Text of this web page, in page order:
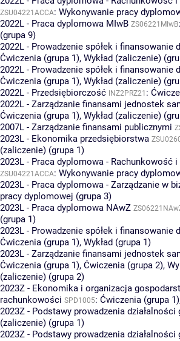
ZSU04221ACCA: Wykonywanie pracy
2022L - Praca dyplomowa MIwB ZS06221MIwB:
(grupa 9)
2022L - Prowadzenie spółek i finansowanie
Ćwiczenia (grupa 1), Wykład (zaliczenie)
2022L - Prowadzenie spółek i finansowanie
Ćwiczenia (grupa 1), Wykład (zaliczenie)
2022L - Przedsiębiorczość INZ2PRZ21 :
2022L - Zarządzanie finansami jednostek
Ćwiczenia (grupa 1), Wykład (zaliczenie)
2007L - Zarządzanie finansami publicznymi
2023L - Ekonomika przedsiębiorstwa
(zaliczenie) (grupa 1)
2023L - Praca dyplomowa - Rachunkowość
ZSU04221ACCA: Wykonywanie pracy
2023L - Praca dyplomowa - Zarządzanie w
pracy dyplomowej (grupa 3)
2023L - Praca dyplomowa NAwZ
(grupa 1)
2023L - Prowadzenie spółek i finansowanie
Ćwiczenia (grupa 1), Wykład (grupa 1)
2023L - Zarządzanie finansami jednostek
Ćwiczenia (grupa 1), Ćwiczenia (grupa 2),
(zaliczenie) (grupa 2)
2023Z - Ekonomika i organizacja
rachunkowości SPD1005: Ćwiczenia (grupa 1)
2023Z - Podstawy prowadzenia działalności
(zaliczenie) (grupa 1)
2023Z - Podstawy prowadzenia